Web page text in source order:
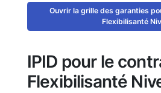
Ouvrir la grille des garanties
Flexibilisanté
IPID pour le
Flexibilisanté